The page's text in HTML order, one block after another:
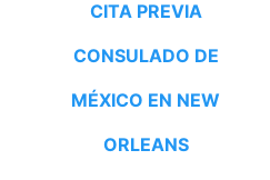
CITA PREVIA
CONSULADO DE
MÉXICO EN NEW
ORLEANS